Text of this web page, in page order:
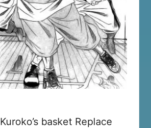
Kuroko’s basket Replace